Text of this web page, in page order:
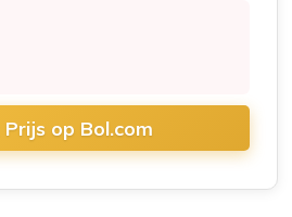
Prijs op Bol.com